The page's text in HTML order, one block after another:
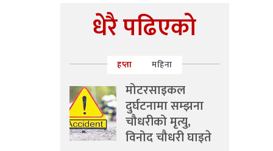
धेरै पढिएको
हप्ता महिना
मोटरसाइकल
दुर्घटनामा सम्झना
चौधरीको मृत्यु,
विनोद चौधरी घाइते